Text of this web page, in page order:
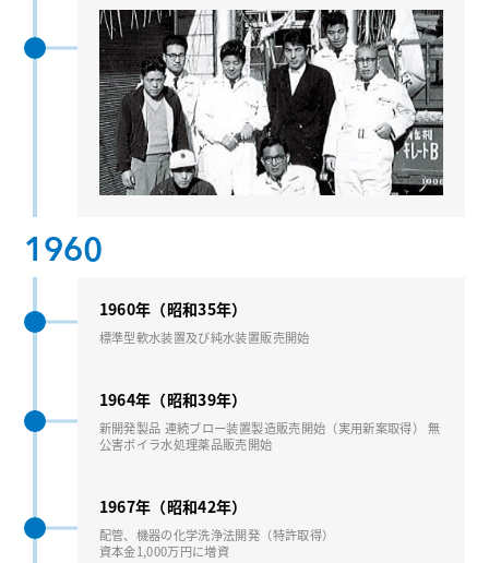
1960
1960年（昭和35年）
標準型軟⽔装置及び純⽔装置販売開始
1964年（昭和39年）
新開発製品 連続ブロー装置製造販売開始（実⽤新案取得） 無
公害ボイラ⽔処理薬品販売開始
1967年（昭和42年）
配管、機器の化学洗浄法開発（特許取得）
資本⾦1,000万円に増資